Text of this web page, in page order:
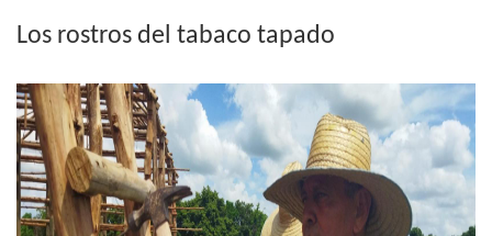
Los rostros del tabaco tapado